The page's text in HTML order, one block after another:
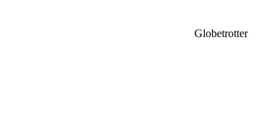
Globetrotter